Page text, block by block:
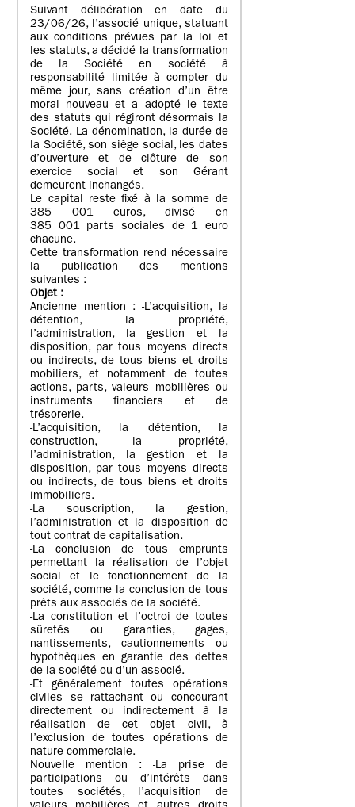
Suivant délibération en date du
23/06/26, l’associé unique, statuant
aux conditions prévues par la loi et
les statuts, a décidé la transformation
de la Société en société à
responsabilité limitée à compter du
même jour, sans création d’un être
moral nouveau et a adopté le texte
des statuts qui régiront désormais la
Société. La dénomination, la durée de
la Société, son siège social, les dates
d’ouverture et de clôture de son
exercice social et son Gérant
demeurent inchangés.
Le capital reste fixé à la somme de
385 001 euros, divisé en
385 001 parts sociales de 1 euro
chacune.
Cette transformation rend nécessaire
la publication des mentions
suivantes :
Objet :
Ancienne mention : -L’acquisition, la
détention, la propriété,
l’administration, la gestion et la
disposition, par tous moyens directs
ou indirects, de tous biens et droits
mobiliers, et notamment de toutes
actions, parts, valeurs mobilières ou
instruments financiers et de
trésorerie.
-L’acquisition, la détention, la
construction, la propriété,
l’administration, la gestion et la
disposition, par tous moyens directs
ou indirects, de tous biens et droits
immobiliers.
-La souscription, la gestion,
l’administration et la disposition de
tout contrat de capitalisation.
-La conclusion de tous emprunts
permettant la réalisation de l’objet
social et le fonctionnement de la
société, comme la conclusion de tous
prêts aux associés de la société.
-La constitution et l’octroi de toutes
sûretés ou garanties, gages,
nantissements, cautionnements ou
hypothèques en garantie des dettes
de la société ou d’un associé.
-Et généralement toutes opérations
civiles se rattachant ou concourant
directement ou indirectement à la
réalisation de cet objet civil, à
l’exclusion de toutes opérations de
nature commerciale.
Nouvelle mention : -La prise de
participations ou d’intérêts dans
toutes sociétés, l’acquisition de